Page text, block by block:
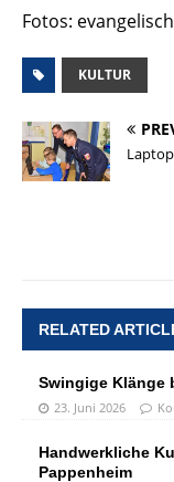
Fotos:
KULTUR
RELATED
Swingige Klänge
23. Juni 2026
Handwerkliche
Pappenheim